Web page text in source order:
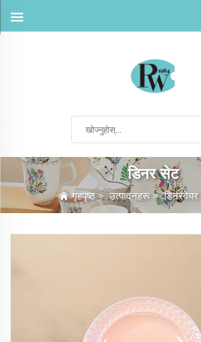
डिनर सेट
गृहपृष्ठ>उत्पादनहरू >डिनरवेयर